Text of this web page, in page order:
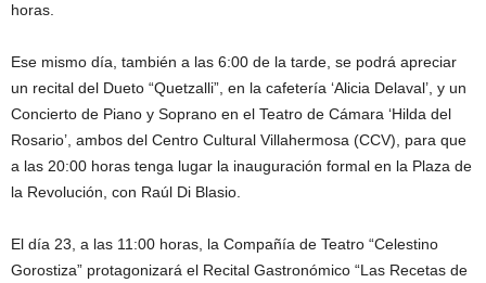
horas.
Ese mismo día, también a las 6:00 de la tarde, se podrá apreciar
un recital del Dueto “Quetzalli”, en la cafetería ‘Alicia Delaval’, y un
Concierto de Piano y Soprano en el Teatro de Cámara ‘Hilda del
Rosario’, ambos del Centro Cultural Villahermosa (CCV), para que
a las 20:00 horas tenga lugar la inauguración formal en la Plaza de
la Revolución, con Raúl Di Blasio.
El día 23, a las 11:00 horas, la Compañía de Teatro “Celestino
Gorostiza” protagonizará el Recital Gastronómico “Las Recetas de